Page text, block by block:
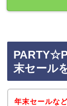
末セール
年末セールな